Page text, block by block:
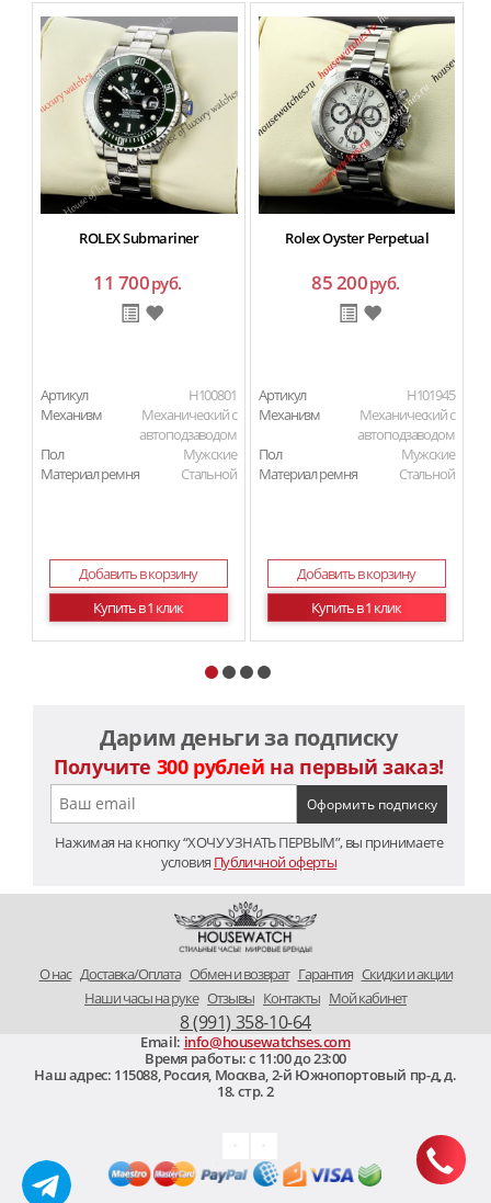
ROLEX Submariner
11 700руб.
Артикул
H100801
Механизм
Механический с
автоподзаводом
Пол
Мужские
Материал ремня
Стальной
Добавить в корзину
Купить в 1 клик
Rolex Oyster Perpetual
85 200руб.
Артикул
H101945
Механизм
Механический с
автоподзаводом
Пол
Мужские
Материал ремня
Стальной
Добавить в корзину
Купить в 1 клик
Дарим деньги за подписку
Получите 300 рублей на первый заказ!
Нажимая на кнопку “ХОЧУ УЗНАТЬ ПЕРВЫМ”, вы принимаете
условия Публичной оферты
O нас Доставка/Оплата Обмен и возврат Гарантия Скидки и акции
Наши часы на руке Отзывы Контакты Мой кабинет
8 (991) 358-10-64
Email: info@housewatchses.com
Время работы: c 11:00 до 23:00
Наш адрес: 115088, Россия, Москва 2-й Южнопортовый пр-д, д.
18. стр. 2